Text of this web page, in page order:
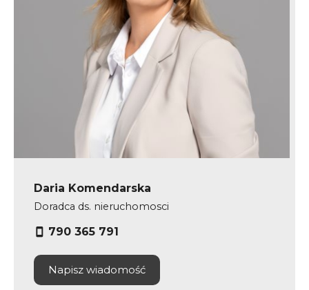
Daria Komendarska
Doradca ds. nieruchomosci
790 365 791
Napisz wiadomość